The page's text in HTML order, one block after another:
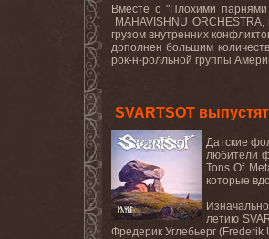
Вместе с "Плохими
MAHAVISHNU ORCHESTRA,
грузом внутренних
дополнен большим
рок-н-ролльной группы
SVARTSOT
Датские
любители
Tons Of
которые
летию
Фредерик Углебьерг (Frederik